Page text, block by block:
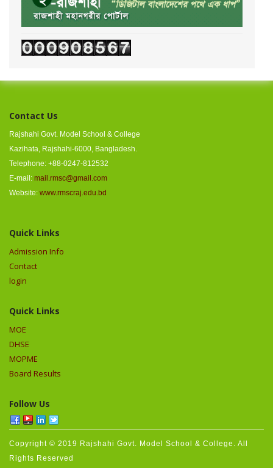
Contact Us
Rajshahi Govt. Model School & College
Kazihata, Rajshahi-6000, Bangladesh.
Telephone: +88-0247-812532
E-mail: mail.rmsc@gmail.com
Website: www.rmscraj.edu.bd
Quick Links
Admission Info
Contact
login
Quick Links
MOE
DHSE
MOPME
Board Results
Follow Us
Copyright © 2019 Rajshahi Govt. Model School & College. All
Rights Reserved